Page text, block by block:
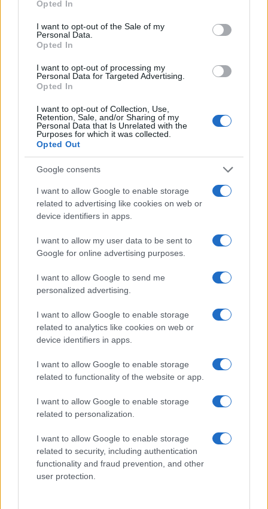
use your data for below specified purposes in below Google
consent section.
Opted In
I want to opt-out of the Sale of my
Personal Data.
Opted In
I want to opt-out of processing my
Personal Data for Targeted Advertising.
Opted In
I want to opt-out of Collection, Use,
Retention, Sale, and/or Sharing of my
Personal Data that Is Unrelated with the
Purposes for which it was collected.
Opted Out
Google consents
I want to allow Google to enable storage
related to advertising like cookies on web or
device identifiers in apps.
I want to allow my user data to be sent to
Google for online advertising purposes.
I want to allow Google to send me
personalized advertising.
I want to allow Google to enable storage
related to analytics like cookies on web or
device identifiers in apps.
I want to allow Google to enable storage
related to functionality of the website or app.
I want to allow Google to enable storage
related to personalization.
I want to allow Google to enable storage
related to security, including authentication
functionality and fraud prevention, and other
user protection.
Mint mondta, a fesztivál keretében három nagyszabású
koncertet rendeznek a Fehérek Templomában július 1-jén, 5-
én és 8-án. A nyitókoncerten július 1-jén a Capella Savaria és
a Purcell Kórus mutatja be a német barokk remekeit az
vezényletével. A koncerten Händel és Strattner művei
szólalnak meg.
Július 5-én a Savaria Barokk Zenekar és a
Capella Du Mont kamarakórus ad
hangversenyt, amelyen a francia barokk
zene egyik kiemelkedő alkotója, Henry Du
Mont motettái hangzanak el.
Elmondta: a július 8-i zárókoncerten vezényletével a Purcell
két kantátáját szólisták fellépésével. Kitért arra, hogy július
3-án a mesterkurzusokat vezető professzorok
kamarakoncerttel lépnek a közönség elé. Baráth Emőke és
Elisabeth Scholl énekkurzust, Kalló Zsolt hegedű-, Kertész
Ildikó fuvola-, Nagy Réka viola da gamba, Szokos Augustin
csembaló kurzust tart. Hozzátette: ő maga a fesztivál
folyamán kamarazene mesterkurzust vezet Kalló Zsolttal.
Hozzátette: július 8-án, a zárókoncert előtt a kurzusok
résztvevői ingyenes hangversenyen lépnek a közönség elé.